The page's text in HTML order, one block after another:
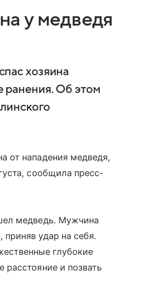
у медведя
хозяина
ранения. Об этом
от нападения медведя,
сообщила пресс-
медведь. Мужчина
удар на себя.
глубокие
расстояние и позвать